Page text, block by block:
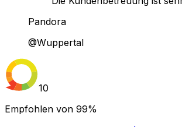
Pandora
@Wuppertal
10
Empfohlen von 99%